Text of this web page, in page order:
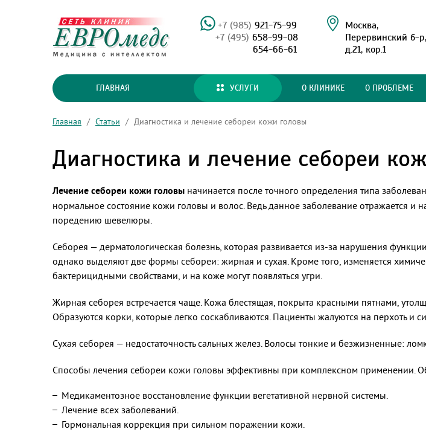
+7 (985) 921-75-99
+7 (495) 658-99-08
654-66-61
Москва,
Перервинский б-р,
д.21, кор.1
ГЛАВНАЯ УСЛУГИ О КЛИНИКЕ О ПРОБЛЕМЕ
Главная / Статьи / Диагностика и лечение себореи кожи головы
Диагностика и лечение себореи
Лечение себореи кожи головы начинается после точного определения типа
нормальное состояние кожи головы и волос. Ведь данное заболевание отражается и
поредению шевелюры.
Себорея — дерматологическая болезнь, которая развивается из-за нарушения
однако выделяют две формы себореи: жирная и сухая. Кроме того, изменяется
бактерицидными свойствами, и на коже могут появляться угри.
Жирная себорея встречается чаще. Кожа блестящая, покрыта красными пятнами,
Образуются корки, которые легко соскабливаются. Пациенты жалуются на перхоть
Сухая себорея — недостаточность сальных желез. Волосы тонкие и безжизненные:
Способы лечения себореи кожи головы эффективны при комплексном применении.
Медикаментозное восстановление функции вегетативной нервной системы.
Лечение всех заболеваний.
Гормональная коррекция при сильном поражении кожи.